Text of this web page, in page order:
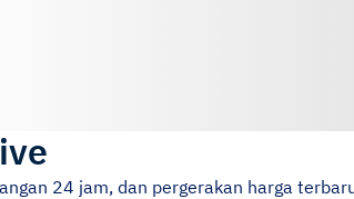
24 jam, dan pergerakan harga